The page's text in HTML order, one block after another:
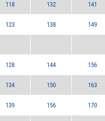
118 132 141
123 138 149
128 144 156
134 150 163
139 156 170